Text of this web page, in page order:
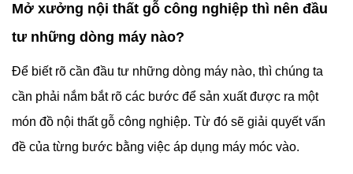
Mở xưởng nội thất gỗ công nghiệp thì nên đầu
tư những dòng máy nào?
Để biết rõ cần đầu tư những dòng máy nào, thì chúng ta
cần phải nắm bắt rõ các bước để sản xuất được ra một
món đồ nội thất gỗ công nghiệp. Từ đó sẽ giải quyết vấn
đề của từng bước bằng việc áp dụng máy móc vào.